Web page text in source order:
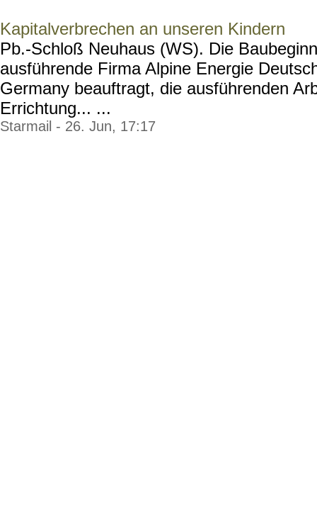
Kapitalverbrechen an unseren Kindern
Pb.-Schloß Neuhaus (WS). Die
ausführende Firma Alpine Energie
Germany beauftragt, die ausführenden
Errichtung... ...
Starmail - 26. Jun, 17:17